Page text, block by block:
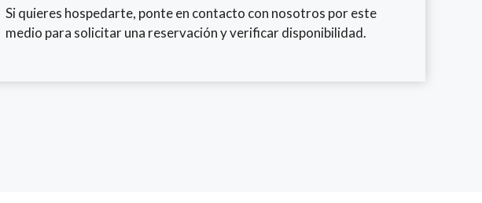
Si quieres hospedarte, ponte en contacto con nosotros por este
medio para solicitar una reservación y verificar disponibilidad.